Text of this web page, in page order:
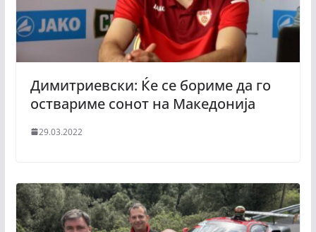
Димитриевски: Ќе се бориме да го
оствариме сонот на Македонија
29.03.2022